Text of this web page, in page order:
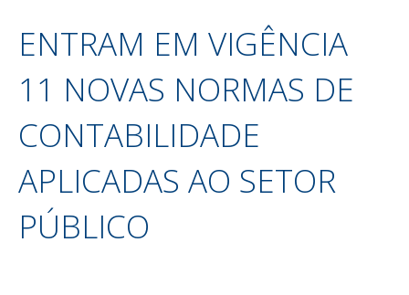
ENTRAM EM VIGÊNCIA
11 NOVAS NORMAS DE
CONTABILIDADE
APLICADAS AO SETOR
PÚBLICO